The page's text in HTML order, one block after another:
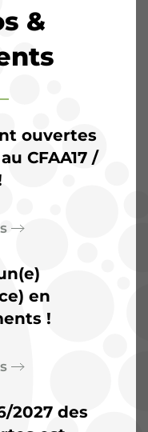
qu’une
terrain
&
ouvertes
CFAA17 /
en
!
2027 des